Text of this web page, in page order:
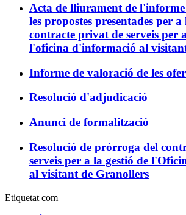
Acta de lliurament de
les propostes presentades per
contracte privat de serveis per
l'oficina d'informació al
Informe de valoració de les
Resolució d'adjudicació
Anunci de formalització
Resolució de prórroga del
serveis per a la gestió de
al visitant de Granollers
Etiquetat com